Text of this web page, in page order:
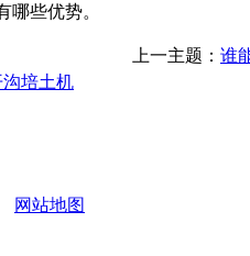
些优势。
上一主题： 谁
沟培土机
网站地图